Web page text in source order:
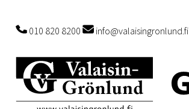
010 820 8200 info@valaisingronlund.fi